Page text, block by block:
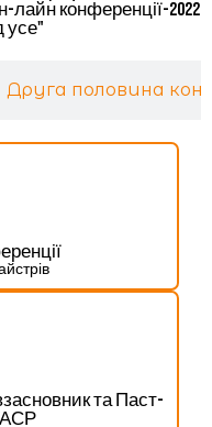
лайн конференції-2022
усе"
Друга половина
та Паст-